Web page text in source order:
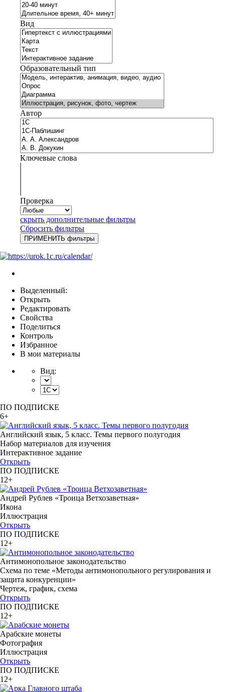
Вид
Образовательный тип
Автор
Ключевые слова
Проверка
скрыть дополнительные фильтры
Сбросить фильтры
Выделенный:
Открыть
Редактировать
Свойства
Поделиться
Контроль
Избранное
В мои материалы
Вид:
ПО ПОДПИСКЕ
6+
Английский язык, 5 класс. Темы первого полугодия
Набор материалов для изучения
Интерактивное задание
Открыть
ПО ПОДПИСКЕ
12+
Андрей Рублев «Троица Ветхозаветная»
Икона
Иллюстрация
Открыть
ПО ПОДПИСКЕ
12+
Антимонопольное законодательство
Схема по теме «Методы антимонопольного регулирования и
защита конкуренции»
Чертеж, график, схема
Открыть
ПО ПОДПИСКЕ
12+
Арабские монеты
Фотография
Иллюстрация
Открыть
ПО ПОДПИСКЕ
12+